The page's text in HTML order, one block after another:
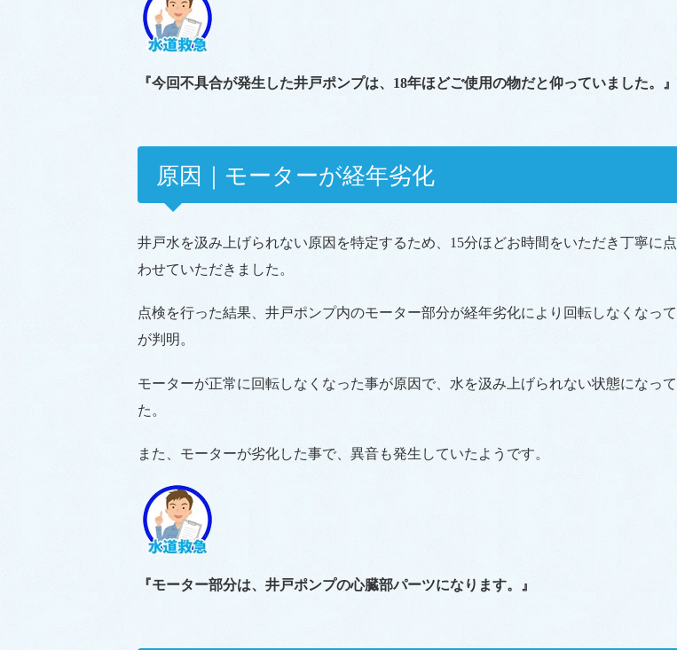
『今回不具合が発生した井戸ポンプは、18年ほどご使用の物だと仰っていました。』
原因｜モーターが経年劣化
井戸水を汲み上げられない原因を特定するため、15分ほどお時間をいただき丁寧に
わせていただきました。
点検を行った結果、井戸ポンプ内のモーター部分が経年劣化により回転しなくなっ
が判明。
モーターが正常に回転しなくなった事が原因で、水を汲み上げられない状態になっ
た。
また、モーターが劣化した事で、異音も発生していたようです。
『モーター部分は、井戸ポンプの心臓部パーツになります。』